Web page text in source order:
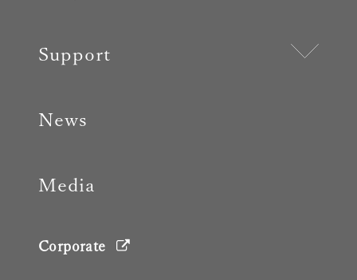
Support
News
Media
Corporate